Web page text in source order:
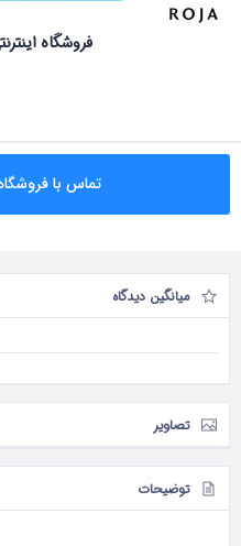
فروشگاه
تماس با
میانگین دیدگاه
تصاویر
توضیحات